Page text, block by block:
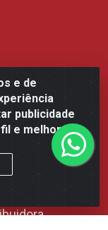
e de
publicidade
e melhorar a